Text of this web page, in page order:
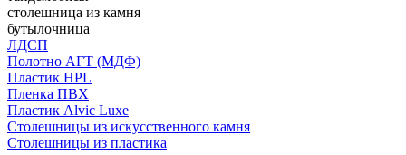
столешница из камня
бутылочница
ЛДСП
Полотно АГТ (МДФ)
Пластик HPL
Пленка ПВХ
Пластик Alvic Luxe
Столешницы из искусственного камня
Столешницы из пластика